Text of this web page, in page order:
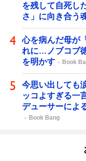
を残して自死し
さ」に向き合う
心を病んだ母が
れに…ノブコブ
を明かす
Book
今思い出しても
ッコよすぎる一
デューサーによ
Book Bang